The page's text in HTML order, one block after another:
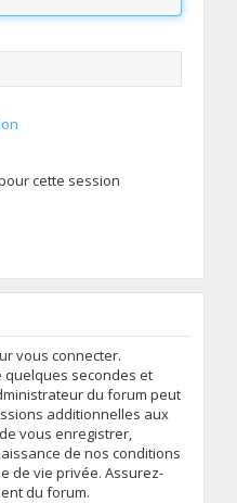
cette session
vous connecter.
quelques secondes et
du forum peut
additionnelles aux
vous enregistrer,
de nos conditions
de vie privée. Assurez-
du forum.